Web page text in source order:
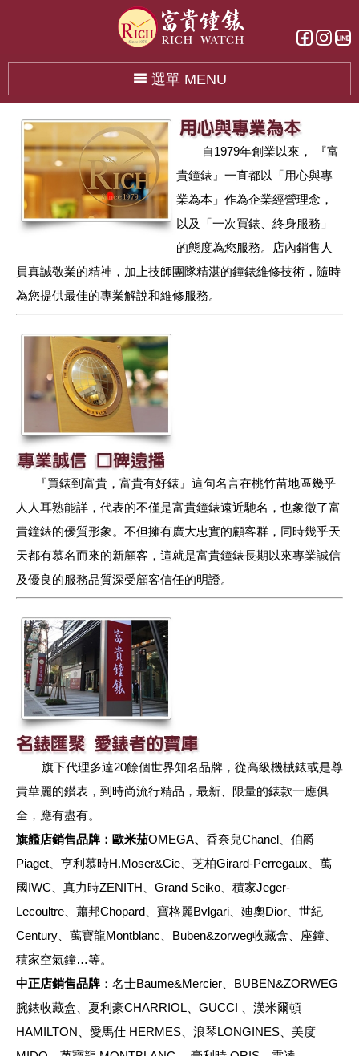
選單 MENU
自1979年創業以來， 『富
貴鐘錶』一直都以「用心與專
業為本」作為企業經營理念，
以及「一次買錶、終身服務」
的態度為您服務。店內銷售人
員真誠敬業的精神，加上技師團隊精湛的鐘錶維修技術，隨時
為您提供最佳的專業解說和維修服務。
『買錶到富貴， 富貴有好錶』這句名言在桃竹苗地區幾乎
人人耳熟能詳，代表的不僅是富貴鐘錶遠近馳名，也象徵了富
貴鐘錶的優質形象。不但擁有廣大忠實的顧客群，同時幾乎天
天都有慕名而來的新顧客，這就是富貴鐘錶長期以來專業誠信
及優良的服務品質深受顧客信任的明證。
旗下代理多達20餘個世界知名品牌，從高級機械錶或是尊
貴華麗的鑚表，到時尚流行精品，最新、限量的錶款一應俱
全，應有盡有。
旗艦店銷售品牌：歐米茄OMEGA、 香奈兒Chanel、伯爵
Piaget、亨利慕時H.Moser&Cie、芝柏Girard-Perregaux、萬
國IWC、真力時ZENITH
Grand Seiko
積家Jeger-
Lecoultre、蕭邦Chopard、寶格麗Bvlgari、廸奧Dior、世紀
Century、萬寶龍Montblanc、Buben&zorweg收藏盒、座鐘、
積家空氣鐘…等。
中正店銷售品牌 ：名士Baume&Mercier、BUBEN&ZORWEG
腕錶收藏盒、夏利豪CHARRIOL、GUCCI 、漢米爾頓
HAMILTON、愛馬仕 HERMES、浪琴LONGINES、美度